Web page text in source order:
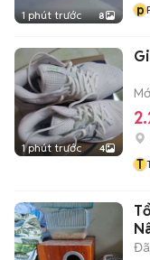
1 phút trước 8
p
1 phút trước 4
T